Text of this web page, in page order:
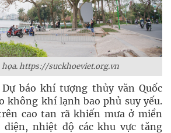
https://suckhoeviet.org.vn
báo khí tượng thủy văn Quốc
không khí lạnh bao phủ suy yếu.
cao tan rã khiến mưa ở miền
diện, nhiệt độ các khu vực tăng